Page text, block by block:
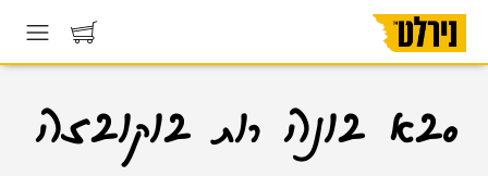
סבא בונה רות בוקובזה